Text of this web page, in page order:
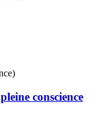
conscience